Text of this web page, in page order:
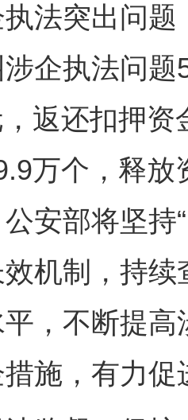
法突出问
企执法问
返还扣押
万个，释
安部将坚持
机制，持
，不断提
施，有力